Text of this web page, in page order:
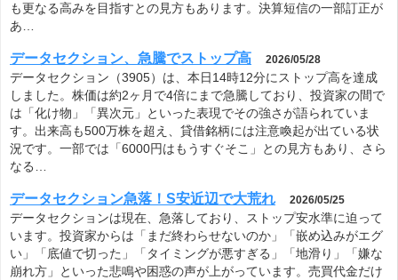
も更なる高みを目指すとの見方もあります。決算短信の一部訂正が
あ…
データセクション、急騰でストップ高 2026/05/28
データセクション（3905）は、本日14時12分にストップ高を達成
しました。株価は約2ヶ月で4倍にまで急騰しており、投資家の間で
は「化け物」「異次元」といった表現でその強さが語られていま
す。出来高も500万株を超え、貸借銘柄には注意喚起が出ている状
況です。一部では「6000円はもうすぐそこ」との見方もあり、さら
なる…
データセクション急落！S安近辺で大荒れ 2026/05/25
データセクションは現在、急落しており、ストップ安水準に迫って
います。投資家からは「まだ終わらせないのか」「嵌め込みがエグ
い」「底値で切った」「タイミングが悪すぎる」「地滑り」「嫌な
崩れ方」といった悲鳴や困惑の声が上がっています。売買代金だけ